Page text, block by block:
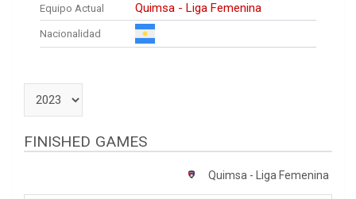
Equipo Actual Quimsa - Liga Femenina
Nacionalidad
FINISHED GAMES
Quimsa - Liga Femenina